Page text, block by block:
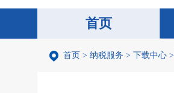
首页 > 纳税服务 > 下载中心 >